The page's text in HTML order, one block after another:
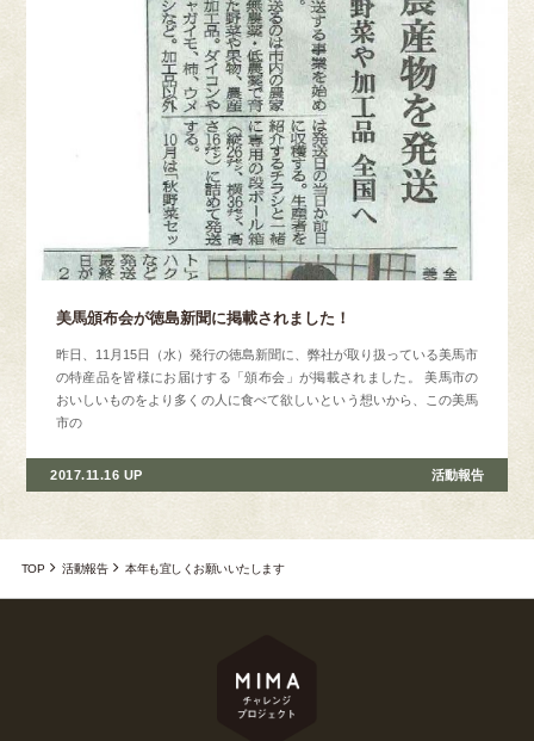
2017.11.16 UP 活動報告
美馬頒布会が徳島新聞に掲載されました！
昨日、11月15日（水）発行の徳島新聞に、弊社が取り扱っている美馬市
の特産品を皆様にお届けする「頒布会」が掲載されました。 美馬市の
おいしいものをより多くの人に食べて欲しいという想いから、この美馬
市の
TOP 活動報告 本年も宜しくお願いいたします